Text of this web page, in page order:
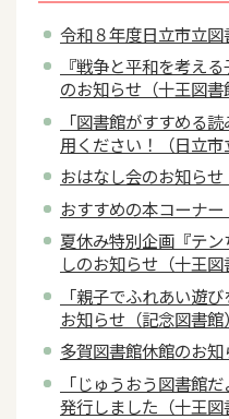
令和８年度日立市立
『戦争と平和を考え
のお知らせ（十王図書
「図書館がすすめる
用ください！（日立市
おはなし会のお知らせ
おすすめの本コーナー
夏休み特別企画『テ
しのお知らせ（十王図
「親子でふれあい遊
お知らせ（記念図書館）
多賀図書館休館のお知
「じゅうおう図書館
発行しました（十王図